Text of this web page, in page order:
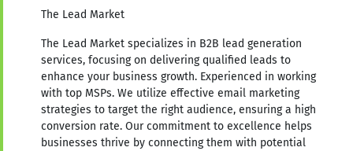
The Lead Market
The Lead Market specializes in B2B lead generation
services, focusing on delivering qualified leads to
enhance your business growth. Experienced in working
with top MSPs. We utilize effective email marketing
strategies to target the right audience, ensuring a high
conversion rate. Our commitment to excellence helps
businesses thrive by connecting them with potential